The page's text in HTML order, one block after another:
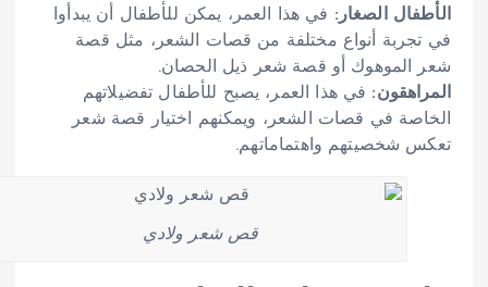
الأطفال الصغار: في هذا العمر، يمكن للأطفال أن يبدأوا
في تجربة أنواع مختلفة من قصات الشعر، مثل قصة
شعر الموهوك أو قصة شعر ذيل الحصان.
المراهقون:في هذا العمر، يصبح للأطفال تفضيلاتهم
الخاصة في قصات الشعر، ويمكنهم اختيار قصة شعر
تعكس شخصيتهم واهتماماتهم.
قص شعر ولادي